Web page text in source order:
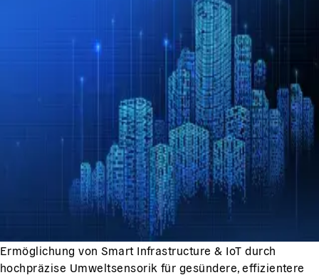
Ermöglichung von Smart Infrastructure & IoT durch
hochpräzise Umweltsensorik für gesündere, effizientere